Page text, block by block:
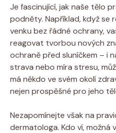
Je fascinující, jak naše tělo
podněty. Například, když
venku bez řádné ochrany,
reagovat tvorbou nových
ochraně před sluníčkem – i
strava nebo míra stresu,
má někdo ve svém okolí
nejen prospěšné pro jeho
Nezapomínejte však na
dermatologa. Kdo ví, možná